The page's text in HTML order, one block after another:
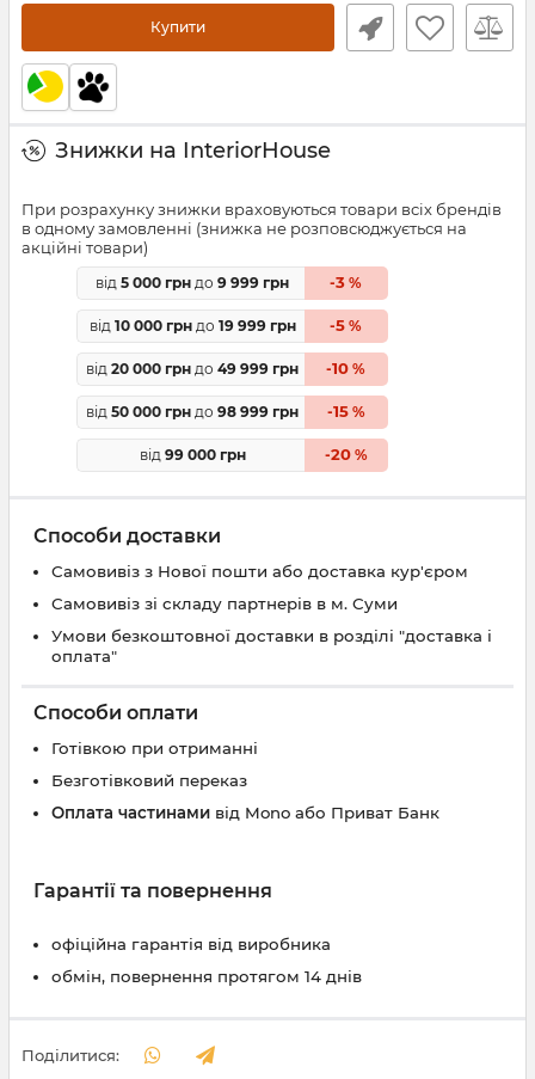
Купити
Знижки на InteriorHouse
При розрахунку знижки враховуються товари всіх брендів
в одному замовленні (знижка не розповсюджується на
акційні товари)
від 5 000 грн до 9 999 грн -3 %
від 10 000 грндо 19 999 грн -5 %
від 20 000 грн до 49 999 грн -10 %
від 50 000 грн до 98 999 грн -15%
від 99 000 грн -20%
Способи доставки
Самовивіз з Нової пошти або доставка кур'єром
Самовивіз зі складу партнерів в м. Суми
Умови безкоштовної доставки в розділі "доставка і
оплата"
Способи оплати
Готівкою при отриманні
Безготівковий переказ
Оплата частинами від Mono або Приват Банк
Гарантії та повернення
офіційна гарантія від виробника
обмін, повернення протягом 14 днів
Поділитися: